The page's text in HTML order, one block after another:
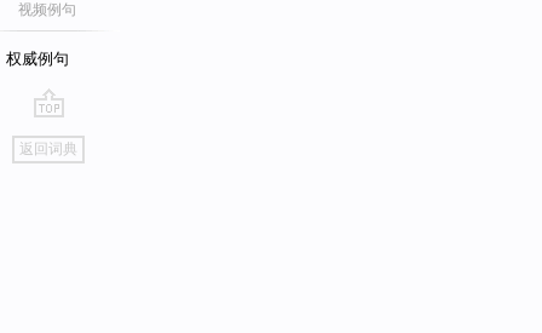
视频例句
权威例句
go
top
返回词典